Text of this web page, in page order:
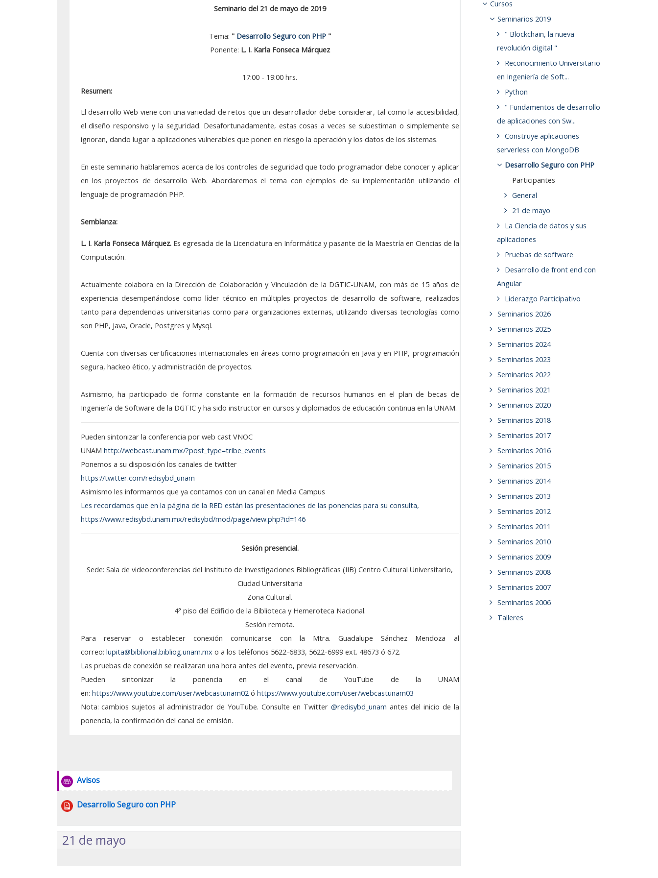
Febrero: 17
Seminarios 2025
Noviembre: 25
Agosto: 17
Marzo: 25
Enero: 21
Seminarios 2024
Noviembre: 26
Octubre: 22
Septiembre: 25
Agosto: 15
Seminarios 2023
Septiembre: 19
Agosto: 15
Febrero: 14
Enero: 24
Seminarios
Seminario del 21 de mayo de 2019
Tema: " Desarrollo Seguro con PHP"
Ponente: L. I. Karla Fonseca Márquez
17:00 - 19:00 hrs.
Resumen:
El desarrollo Web viene con una variedad de retos que un desarrollador debe considerar, tal como la accesibilidad,
el diseño responsivo y la seguridad. Desafortunadamente, estas cosas a veces se subestiman o simplemente se
ignoran, dando lugar a aplicaciones vulnerables que ponen en riesgo la operación y los datos de los sistemas.
En este seminario hablaremos acerca de los controles de seguridad que todo programador debe conocer y aplicar
en los proyectos de desarrollo Web. Abordaremos el tema con ejemplos de su implementación utilizando el
lenguaje de programación PHP.
Semblanza:
L. I. Karla Fonseca Márquez. Es egresada de la Licenciatura en Informática y pasante de la Maestría en Ciencias de la
Computación.
Actualmente colabora en la Dirección de Colaboración y Vinculación de la DGTIC-UNAM, con más de 15 años de
experiencia desempeñándose como líder técnico en múltiples proyectos de desarrollo de software, realizados
tanto para dependencias universitarias como para organizaciones externas, utilizando diversas tecnologías como
son PHP, Java, Oracle, Postgres y Mysql.
Cuenta con diversas certificaciones internacionales en áreas como programación en Java y en PHP, programación
segura, hackeo ético, y administración de proyectos.
Asimismo, ha participado de forma constante en la formación de recursos humanos en el plan de becas de
Ingeniería de Software de la DGTIC y ha sido instructor en cursos y diplomados de educación continua en la UNAM.
Pueden sintonizar la conferencia por web cast VNOC
UNAM http://webcast.unam.mx/?post_type=tribe_events
Ponemos a su disposición los canales de twitter
https://twitter.com/redisybd_unam
Asimismo les informamos que ya contamos con un canal en Media Campus
Les recordamos que en la página de la RED están las presentaciones de las ponencias para su consulta,
https://www.redisybd.unam.mx/redisybd/mod/page/view.php?id=146
Sesión presencial.
Sede: Sala de videoconferencias del Instituto de Investigaciones Bibliográficas (IIB) Centro Cultural Universitario,
Ciudad Universitaria
Zona Cultural.
4° piso del Edificio de la Biblioteca y Hemeroteca Nacional.
Sesión remota.
Para reservar o establecer conexión comunicarse con la Mtra. Guadalupe Sánchez Mendoza al
correo: lupita@biblional.bibliog.unam.mx o a los teléfonos 5622-6833, 5622-6999 ext. 48673 ó 672.
Las pruebas de conexión se realizaran una hora antes del evento, previa reservación.
Pueden sintonizar la ponencia en el canal de YouTube de la UNAM
en: https://www.youtube.com/user/webcastunam02 ó https://www.youtube.com/user/webcastunam03
Nota: cambios sujetos al administrador de YouTube. Consulte en Twitter @redisybd_unam antes del inicio de la
ponencia, la confirmación del canal de emisión.
Avisos
Foro
Desarrollo Seguro con PHP
Archivo
21 de mayo
Cursos
Seminarios 2019
" Blockchain, la nueva
revolución digital "
Reconocimiento Universitario
en Ingeniería de Soft...
Python
" Fundamentos de desarrollo
de aplicaciones con Sw...
Construye aplicaciones
serverless con MongoDB
Desarrollo Seguro con PHP
Participantes
General
21 de mayo
La Ciencia de datos y sus
aplicaciones
Pruebas de software
Desarrollo de front end con
Angular
Liderazgo Participativo
Seminarios 2026
Seminarios 2025
Seminarios 2024
Seminarios 2023
Seminarios 2022
Seminarios 2021
Seminarios 2020
Seminarios 2018
Seminarios 2017
Seminarios 2016
Seminarios 2015
Seminarios 2014
Seminarios 2013
Seminarios 2012
Seminarios 2011
Seminarios 2010
Seminarios 2009
Seminarios 2008
Seminarios 2007
Seminarios 2006
Talleres